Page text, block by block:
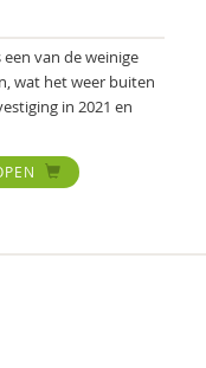
van de weinige
wat het weer buiten
in 2021 en